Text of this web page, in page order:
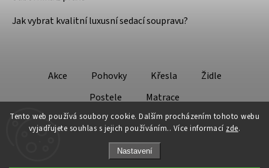
Tento web používá soubory cookie. Dalším procházením tohoto webu
vyjadřujete souhlas s jejich používáním.. Více informací zde.
Nastavení
Jak vybrat kvalitní luxusní sedací soupravu?
Akce Pohovky Křesla
Židle
Postele
Matrace